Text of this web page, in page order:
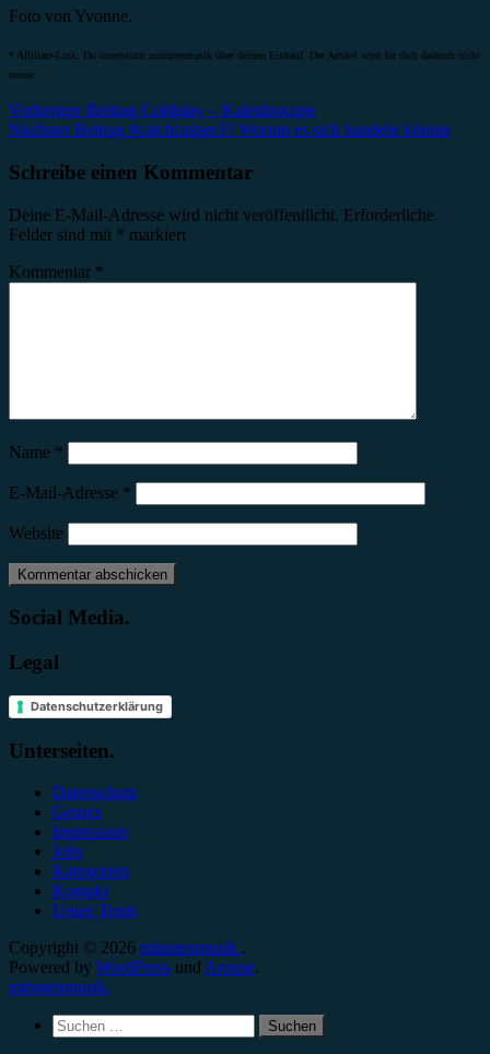
Foto von Yvonne.
* Affiliate-Link: Du unterstützt minutenmusik über deinen Einkauf. Der Artikel wird für dich dadurch nicht
teurer.
Beitragsnavigation
Vorheriger Beitrag Coldplay – Kaleidoscope
Nächster Beitrag #catchcasper3? Worum es sich handeln könnte
Schreibe einen Kommentar
Deine E-Mail-Adresse wird nicht veröffentlicht. Erforderliche
Felder sind mit * markiert
Kommentar *
Name *
E-Mail-Adresse *
Website
Social Media.
Legal
Datenschutzerklärung
Unterseiten.
Datenschutz
Genres
Impressum
Jobs
Kategorien
Kontakt
Unser Team
Copyright © 2026 minutenmusik..
Powered by WordPress und Arouse.
minutenmusik.
Suchen
nach: